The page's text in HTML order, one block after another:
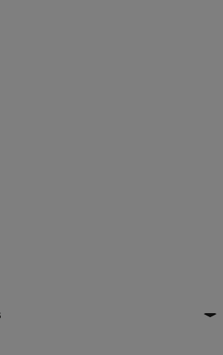
trucks offers